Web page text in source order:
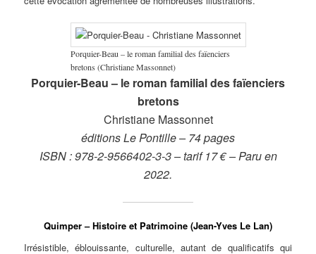
Porquier-Beau – le roman familial des faïenciers
bretons (Christiane Massonnet)
Porquier-Beau – le roman familial des faïenciers
bretons
Christiane Massonnet
éditions Le Pontille– 74 pages
ISBN : 978-2-9566402-3-3 – tarif 17 € – Paru en
2022.
Quimper – Histoire et Patrimoine (Jean-Yves Le Lan)
Irrésistible, éblouissante, culturelle, autant de qualificatifs qui